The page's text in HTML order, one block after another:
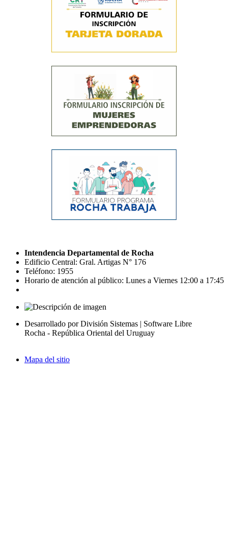
Intendencia Departamental de Rocha
Edificio Central: Gral. Artigas N° 176
Teléfono: 1955
Horario de atención al público: Lunes a Viernes 12:00 a 17:45
Desarrollado por División Sistemas | Software Libre
Rocha - República Oriental del Uruguay
Mapa del sitio